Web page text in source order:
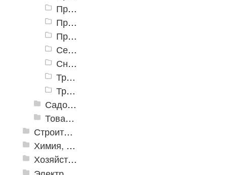
Принадлежности для пил цепных
Принадлежности для триммеров
Принадлежности к бензоинструменту
Секаторы аккумуляторные
Снегоуборщики
Триммеры (электро)
Триммеры и косы аккумуляторные
Садовый декор
Товары для отдыха и пикника
Строительная Химия и принадлежности
Химия, крепеж, СИЗ
Хозяйственные принадлежности